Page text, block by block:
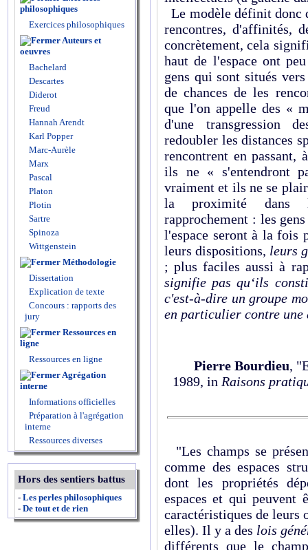
philosophiques
Exercices philosophiques
Auteurs et
oeuvres
Bachelard
Descartes
Diderot
Freud
Hannah Arendt
Karl Popper
Marc-Aurèle
Marx
Pascal
Platon
Plotin
Sartre
Spinoza
Wittgenstein
Méthodologie
Dissertation
Explication de texte
Concours : rapports des
jury
Ressources en
ligne
Ressources en ligne
Agrégation
interne
Informations officielles
Préparation à l'agrégation
interne
Ressources diverses
Hors des sentiers battus
- Les perles philosophiques
- De tout et de rien
Le modèle définit donc
rencontres, d'affinités,
concrètement, cela
haut de l'espace ont
gens qui sont situés
de chances de les
que l'on appelle des «
d'une transgression
redoubler les distances
rencontrent en passant,
ils ne « s'entendront
vraiment et ils ne se
la proximité dans
rapprochement : les
l'espace seront à la fois
leurs dispositions, leurs
; plus faciles aussi à
signifie pas qu‘ils
c'est-à-dire un groupe
en particulier contre une
Pierre Bourdieu,
1989, in Raisons
"Les champs se
comme des espaces
dont les propriétés
espaces et qui peuvent
caractéristiques de leurs
elles). Il y a des lois
différents que le